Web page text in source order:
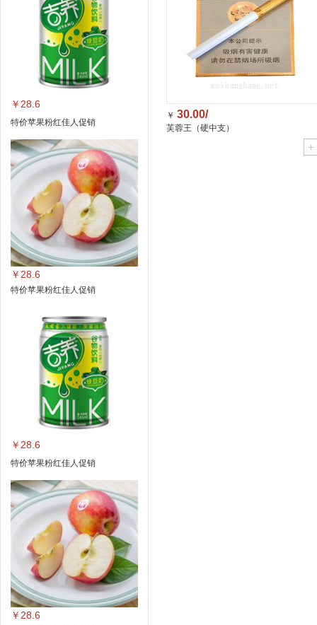
￥28.6
特价苹果粉红佳人促销
￥28.6
特价苹果粉红佳人促销
￥28.6
特价苹果粉红佳人促销
￥28.6
￥ 30.00/
芙蓉王（硬中支）